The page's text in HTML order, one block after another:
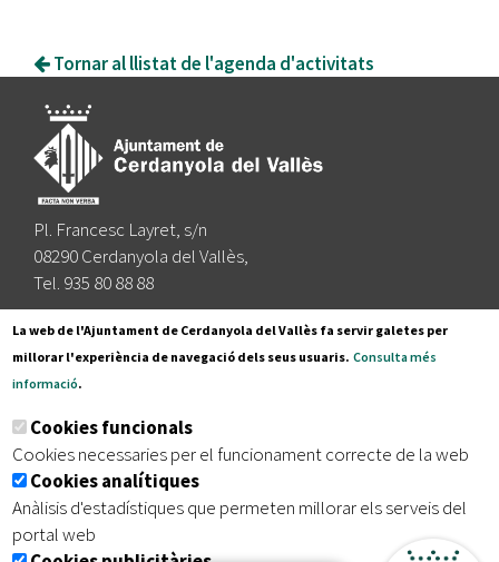
Tornar al llistat de l'agenda d'activitats
Pl. Francesc Layret, s/n
08290 Cerdanyola del Vallès,
Tel. 935 80 88 88
Segueix-nos a:
Subscriu-te al nostre butlletí
Inici | Avís legal | Protecció de dades
| Accessibilitat
La web de l'Ajuntament de Cerdanyola del Vallès fa servir galetes per
millorar l'experiència de navegació dels seus usuaris. Consulta més
informació.
Cookies funcionals
Cookies necessaries per el funcionament correcte de la web
Cookies analítiques
Anàlisis d'estadístiques que permeten millorar els serveis del
portal web